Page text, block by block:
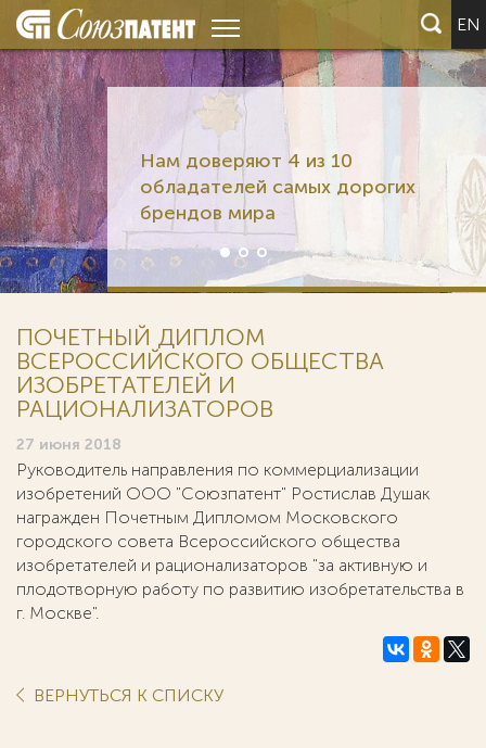
EN
Нам доверяют 4 из 10
обладателей самых дорогих
брендов мира
ПОЧЕТНЫЙ ДИПЛОМ
ВСЕРОССИЙСКОГО ОБЩЕСТВА
ИЗОБРЕТАТЕЛЕЙ И
РАЦИОНАЛИЗАТОРОВ
27 июня 2018
Руководитель направления по коммерциализации
изобретений ООО "Союзпатент" Ростислав Душак
награжден Почетным Дипломом Московского
городского совета Всероссийского общества
изобретателей и рационализаторов "за активную и
плодотворную работу по развитию изобретательства в
г. Москве".
ВЕРНУТЬСЯ К СПИСКУ